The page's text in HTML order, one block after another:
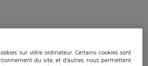
sur votre ordinateur. Certains cookies sont
du site, et d’autres nous permettent